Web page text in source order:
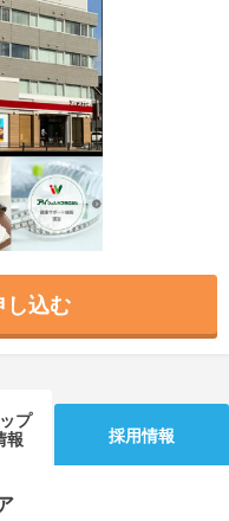
不明点があればこちら
し込む
プ
報
採用情報